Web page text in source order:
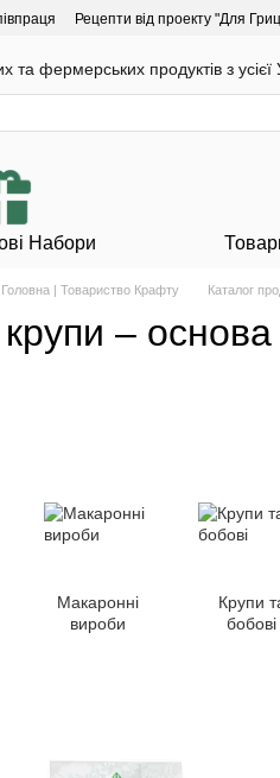
Рецепти від проекту "Для
фермерських продуктів з усієї
Набори
Головна | Товариство Крафту Каталог
– основа
Макаронні
вироби
Крупи
бобові